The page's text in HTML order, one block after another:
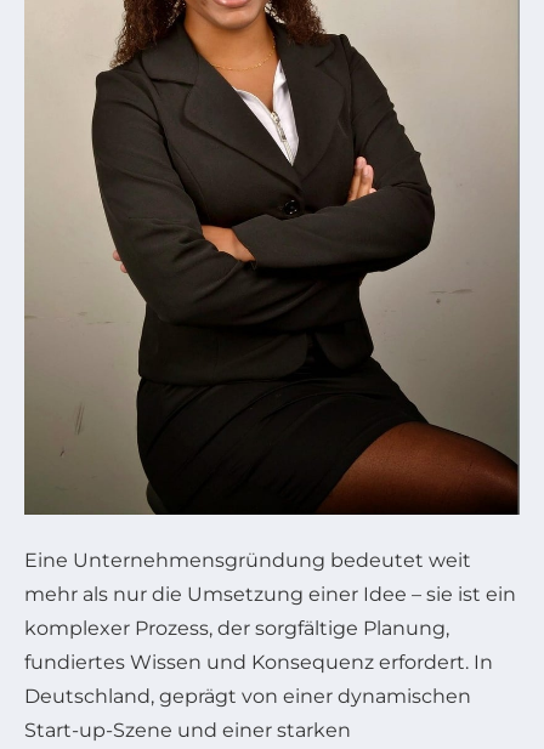
Eine Unternehmensgründung bedeutet weit
mehr als nur die Umsetzung einer Idee – sie ist ein
komplexer Prozess, der sorgfältige Planung,
fundiertes Wissen und Konsequenz erfordert. In
Deutschland, geprägt von einer dynamischen
Start-up-Szene und einer starken